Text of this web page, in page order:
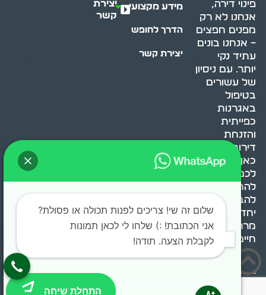
פינוי דירה,
אנחנו לא רק
מפנים חפצים
– אנחנו בונים
עתיד נקי
יותר. עם ניסיון
של עשורים
בטיפול
באגרנות
כפייתית
והזנחת
דירות, אנחנו
כאן כדי לעזור
לכם
להתמודד,
להבין ולשנות.
יחד, ניצור
מרחב
חיים בריא ומאוזן.
מידע מקצועי
הדרך לחופש
יצירת קשר
יצירת
קשר
שלום זה שי! צריכים לפנות תכולה או פסולת?
אני הכתובת! :) שלחו לי לכאן תמונות
לקבלת הצעה. תודה!
התחלת שיחה